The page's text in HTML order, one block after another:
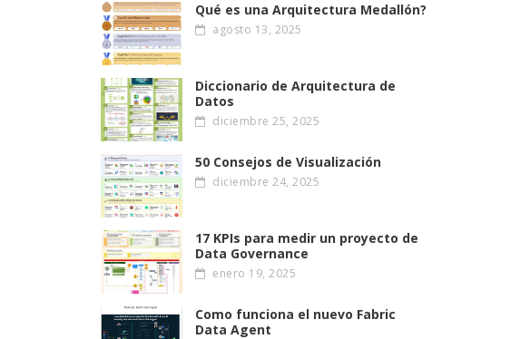
Qué es una Arquitectura Medallón?
agosto 13, 2025
Diccionario de Arquitectura de
Datos
diciembre 25, 2025
50 Consejos de Visualización
diciembre 24, 2025
17 KPIs para medir un proyecto de
Data Governance
enero 19, 2025
Como funciona el nuevo Fabric
Data Agent